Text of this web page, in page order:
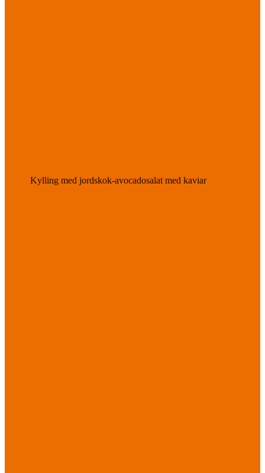
Kylling med jordskok-avocadosalat med kaviar